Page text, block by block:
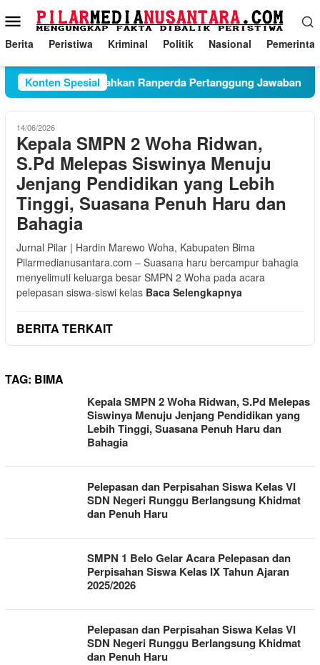
ke
konten
Menu
Mobile
Berita Peristiwa Kriminal Politik Nasional
Konten Spesial
Tulungagung Sahkan Ranperda Pertanggung Jawaban
14/06/2026
Kepala SMPN 2 Woha Ridwan,
S.Pd Melepas Siswinya Menuju
Jenjang Pendidikan yang Lebih
Tinggi, Suasana Penuh Haru dan
Bahagia
Jurnal Pilar | Hardin Marewo Woha, Kabupaten Bima
Pilarmedianusantara.com – Suasana haru bercampur bahagia
menyelimuti keluarga besar SMPN 2 Woha pada acara
pelepasan siswa-siswi kelas Baca Selengkapnya
BERITA TERKAIT
TAG: BIMA
Kepala SMPN 2 Woha Ridwan, S.Pd Melepas
Siswinya Menuju Jenjang Pendidikan yang
Lebih Tinggi, Suasana Penuh Haru dan
Bahagia
Pelepasan dan Perpisahan Siswa Kelas VI
SDN Negeri Runggu Berlangsung Khidmat
dan Penuh Haru
SMPN 1 Belo Gelar Acara Pelepasan dan
Perpisahan Siswa Kelas IX Tahun Ajaran
2025/2026
Pelepasan dan Perpisahan Siswa Kelas VI
SDN Negeri Runggu Berlangsung Khidmat
dan Penuh Haru